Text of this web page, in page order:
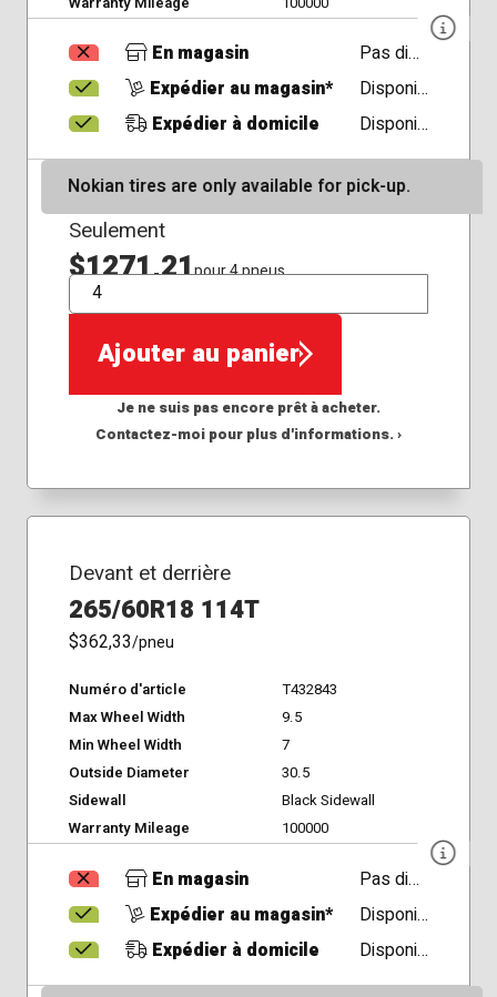
En magasin
Pas disponible
Expédier au magasin*
Disponible
Expédier à domicile
Disponible
Nokian tires are only available for pick-up.
Seulement
$1271,21pour 4 pneus
QTÉ
Ajouter au panier
Je ne suis pas encore prêt à acheter.
Contactez-moi pour plus d'informations. ›
Devant et derrière
265/60R18 114T
$362,33/pneu
Numéro d'article
T432843
Max Wheel Width
9.5
Min Wheel Width
7
Outside Diameter
30.5
Sidewall
Black Sidewall
Warranty Mileage
100000
En magasin
Pas disponible
Expédier au magasin*
Disponible
Expédier à domicile
Disponible